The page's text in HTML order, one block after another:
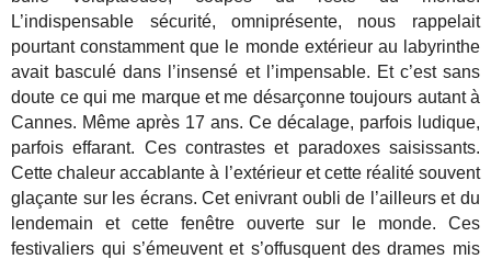
L’indispensable sécurité, omniprésente, nous rappelait
pourtant constamment que le monde extérieur au labyrinthe
avait basculé dans l’insensé et l’impensable. Et c’est sans
doute ce qui me marque et me désarçonne toujours autant à
Cannes. Même après 17 ans. Ce décalage, parfois ludique,
parfois effarant. Ces contrastes et paradoxes saisissants.
Cette chaleur accablante à l’extérieur et cette réalité souvent
glaçante sur les écrans. Cet enivrant oubli de l’ailleurs et du
lendemain et cette fenêtre ouverte sur le monde. Ces
festivaliers qui s’émeuvent et s’offusquent des drames mis